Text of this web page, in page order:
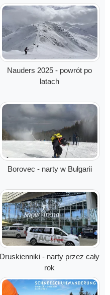
Nauders 2025 - powrót po
latach
Borovec - narty w Bułgarii
Druskienniki - narty przez cały
rok